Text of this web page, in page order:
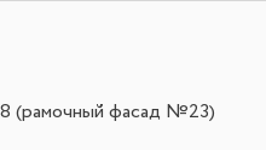
(рамочный фасад №23)